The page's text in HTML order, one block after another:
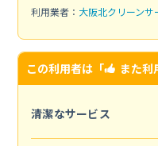
利用業者： 大阪北クリーンサ
この利用者は「 また利
清潔なサービス